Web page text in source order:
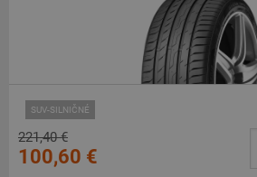
SUV-SILNIČNÉ
221,40 €
100,60 €